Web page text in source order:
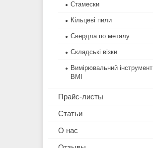
Стамески
Кільцеві пили
Свердла по металу
Складські візки
Вимірювальний інструмент
BMI
Прайс-листы
Статьи
О нас